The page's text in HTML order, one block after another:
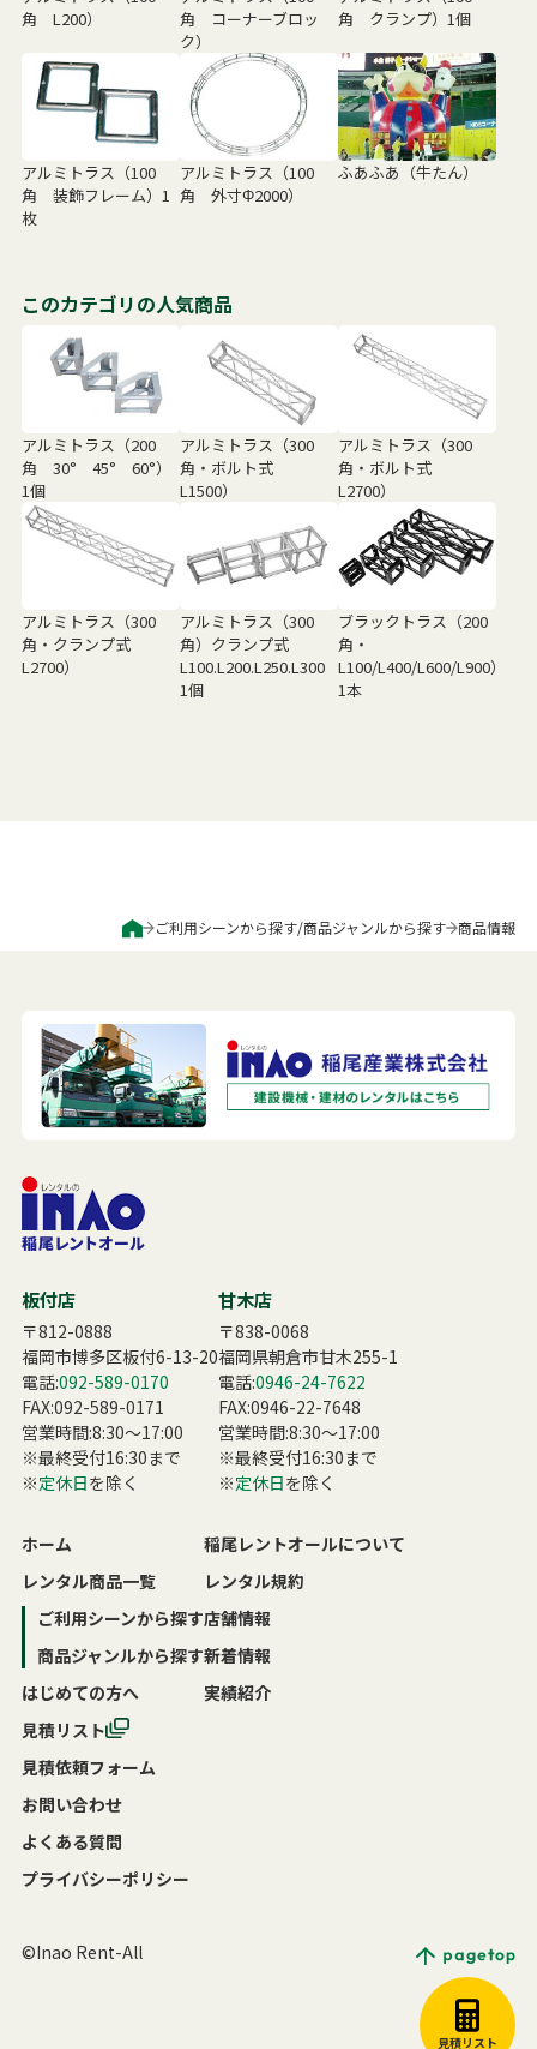
角 L200）
角 コーナーブロッ
ク）
角 クランプ）1個
アルミトラス（100
角 装飾フレーム）1
枚
アルミトラス（100
角 外寸Φ2000）
ふあふあ（牛たん）
このカテゴリの人気商品
アルミトラス（200
角 30° 45° 60°）
1個
アルミトラス（300
角・ボルト式
L1500）
アルミトラス（300
角・ボルト式
L2700）
アルミトラス（300
角・クランプ式
L2700）
アルミトラス（300
角）クランプ式
L100.L200.L250.L300
1個
ブラックトラス（200
角・
L100/L400/L600/L900）
1本
ご利用シーンから探す/商品ジャンルから探す 商品情報
板付店
〒812-0888
福岡市博多区板付6-13-20
電話:092-589-0170
FAX:092-589-0171
営業時間:8:30〜17:00
※最終受付16:30まで
※定休日を除く
甘木店
〒838-0068
福岡県朝倉市甘木255-1
電話:0946-24-7622
FAX:0946-22-7648
営業時間:8:30〜17:00
※最終受付16:30まで
※定休日を除く
ホーム
レンタル商品一覧
ご利用シーンから探す
商品ジャンルから探す
はじめての方へ
稲尾レントオールについて
レンタル規約
店舗情報
新着情報
実績紹介
見積リスト
見積依頼フォーム
お問い合わせ
よくある質問
プライバシーポリシー
©Inao Rent-All